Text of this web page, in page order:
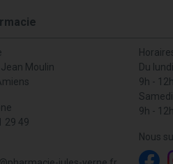
Moulin
29 49
Du
9h -
Samedi
9h -
Nous